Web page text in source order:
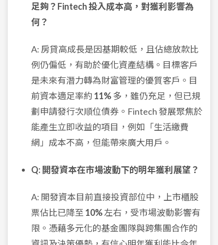
足夠？Fintech 投入成本高，對獲利影響為
何？
A: 房貸高成長是因基期較低，且佔總放款比
例仍偏低，有助於優化資產結構。目標客戶
是未來有潛力轉為財富管理的優質客戶。目
前資本適足率約 11%多，雖仍充足，但已規
劃申請發行次順位債券。Fintech 發展聚焦於
能產生立即收益的項目，例如「生活繳費
網」成本不高，但能帶來廣大用戶。
Q: 開發資本在市場波動下的明年獲利展望？
A: 開發資本目前直接投資部位中，上市櫃股
票佔比已降至 10%左右，受市場波動影響有
限。憑藉多元化的基金團隊與跨集團合作的